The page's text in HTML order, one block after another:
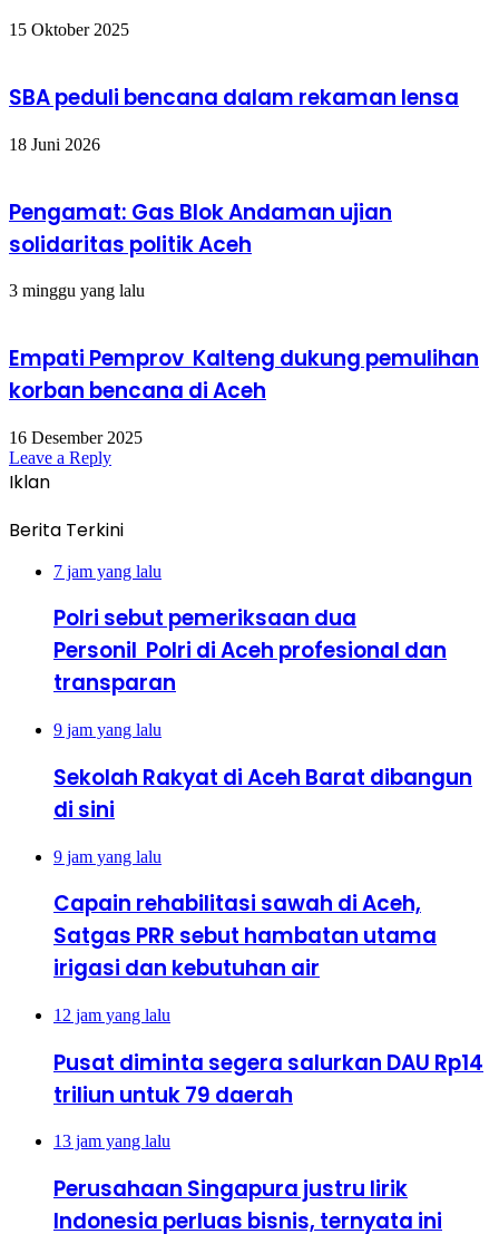
15 Oktober 2025
SBA peduli bencana dalam rekaman lensa
18 Juni 2026
Pengamat: Gas Blok Andaman ujian
solidaritas politik Aceh
3 minggu yang lalu
Empati Pemprov Kalteng dukung pemulihan
korban bencana di Aceh
16 Desember 2025
Leave a Reply
Iklan
Berita Terkini
7 jam yang lalu
Polri sebut pemeriksaan dua
Personil Polri di Aceh profesional dan
transparan
9 jam yang lalu
Sekolah Rakyat di Aceh Barat dibangun
di sini
9 jam yang lalu
Capain rehabilitasi sawah di Aceh,
Satgas PRR sebut hambatan utama
irigasi dan kebutuhan air
12 jam yang lalu
Pusat diminta segera salurkan DAU Rp14
triliun untuk 79 daerah
13 jam yang lalu
Perusahaan Singapura justru lirik
Indonesia perluas bisnis, ternyata ini